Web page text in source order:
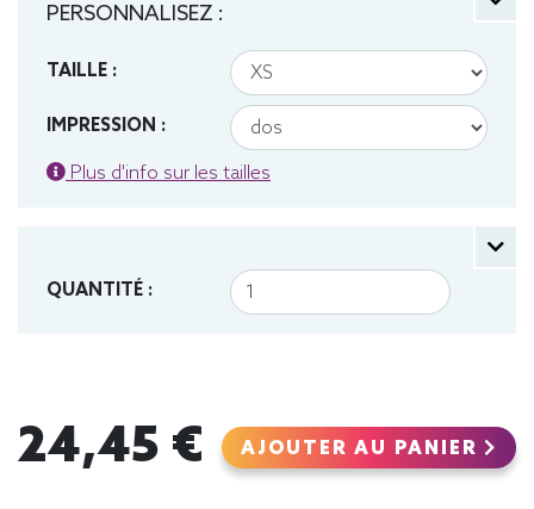
PERSONNALISEZ :
TAILLE :
IMPRESSION :
Plus d'info sur les tailles
QUANTITÉ :
24,45 € AJOUTER AU PANIER